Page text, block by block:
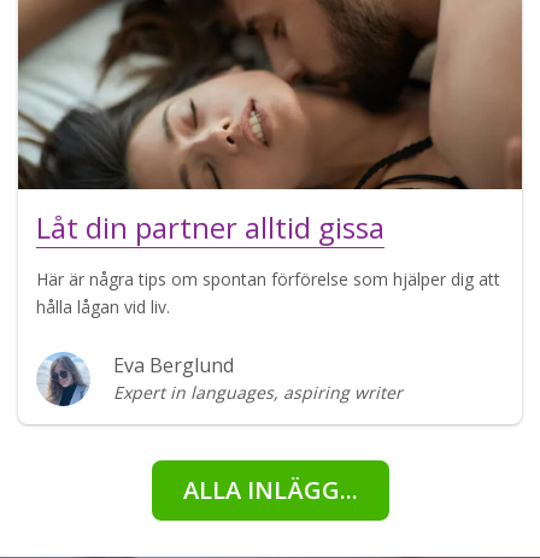
Låt din partner alltid gissa
Här är några tips om spontan förförelse som hjälper dig att
hålla lågan vid liv.
Eva Berglund
Expert in languages, aspiring writer
ALLA INLÄGG...